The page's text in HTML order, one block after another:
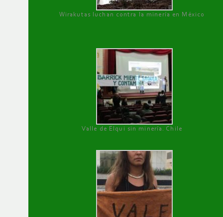
Wirakutas luchan contra la minería en México
Valle de Elqui sin minería. Chile